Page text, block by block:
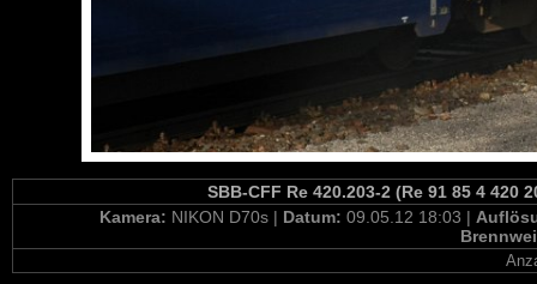
SBB-CFF Re 420.203-2 (Re 91 85 4 420
Kamera: NIKON D70s | Datum: 09.05.12 18:03 |